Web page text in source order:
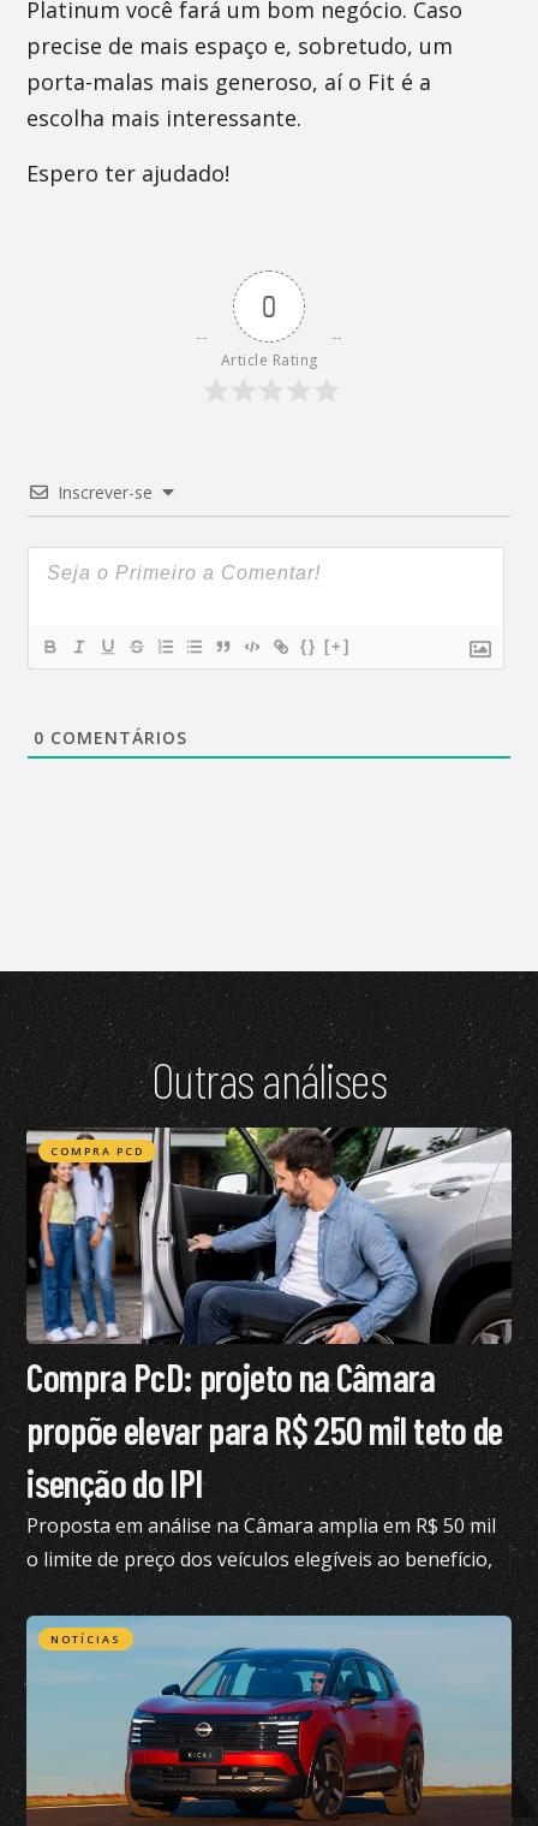
Platinum você fará um bom negócio. Caso
precise de mais espaço e, sobretudo, um
porta-malas mais generoso, aí o Fit é a
escolha mais interessante.
Espero ter ajudado!
0
Article Rating
Inscrever-se
{} [+]
0 COMENTÁRIOS
Outras análises
COMPRA PCD
Compra PcD: projeto na Câmara
propõe elevar para R$ 250 mil teto de
isenção do IPI
Proposta em análise na Câmara amplia em R$ 50 mil
o limite de preço dos veículos elegíveis ao benefício,
hoje fixado em R$ 200 mil
NOTÍCIAS